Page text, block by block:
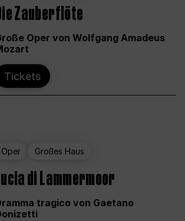
Zauberflöte
Oper von Wolfgang Amadeus
Tickets
Oper Großes Haus
di Lammermoor
tragico von Gaetano